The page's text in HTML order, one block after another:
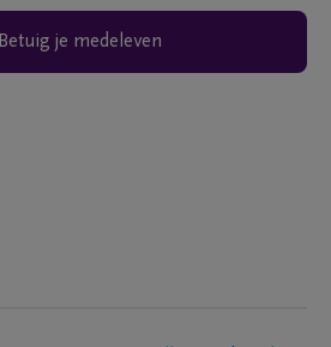
Betuig je medeleven